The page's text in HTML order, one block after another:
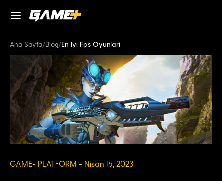
Ana Sayfa/Blog/En Iyi Fps Oyunlari
GAME+ PLATFORM - Nisan 15, 2023